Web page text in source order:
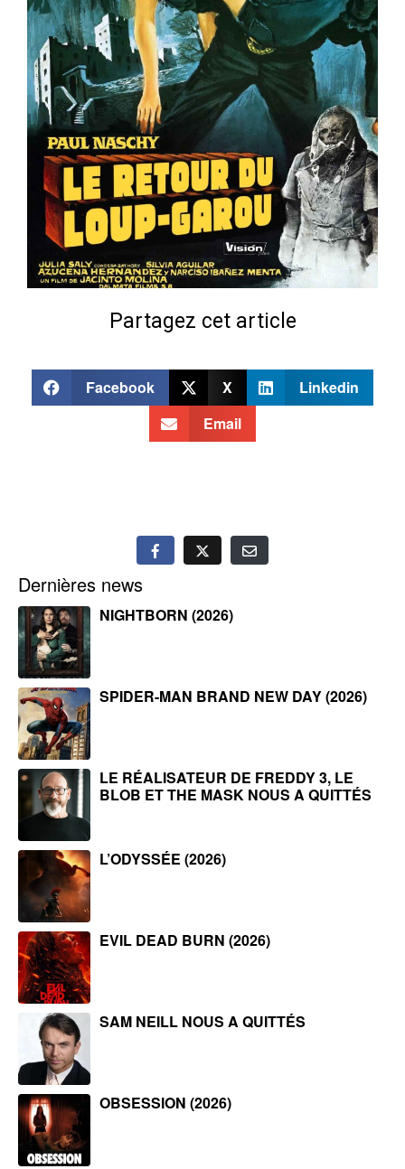
Partagez cet article
Facebook X
Linkedin
Email
Dernières news
NIGHTBORN (2026)
SPIDER-MAN BRAND NEW DAY (2026)
LE RÉALISATEUR DE FREDDY 3, LE
BLOB ET THE MASK NOUS A QUITTÉS
L’ODYSSÉE (2026)
EVIL DEAD BURN (2026)
SAM NEILL NOUS A QUITTÉS
OBSESSION (2026)